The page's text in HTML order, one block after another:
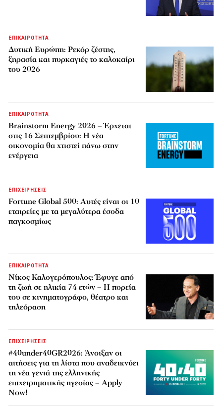
ΕΠΙΚΑΙΡΟΤΗΤΑ
Δυτική Ευρώπη: Ρεκόρ ζέστης,
ξηρασία και πυρκαγιές το καλοκαίρι
του 2026
ΕΠΙΚΑΙΡΟΤΗΤΑ
Brainstorm Energy 2026 – Έρχεται
στις 16 Σεπτεμβρίου: Η νέα
οικονομία θα χτιστεί πάνω στην
ενέργεια
ΕΠΙΧΕΙΡΗΣΕΙΣ
Fortune Global 500: Αυτές είναι οι 10
εταιρείες με τα μεγαλύτερα έσοδα
παγκοσμίως
ΕΠΙΚΑΙΡΟΤΗΤΑ
Νίκος Καλογερόπουλος: Έφυγε από
τη ζωή σε ηλικία 74 ετών – Η πορεία
του σε κινηματογράφο, θέατρο και
τηλεόραση
ΕΠΙΧΕΙΡΗΣΕΙΣ
#40under40GR2026: Άνοιξαν οι
αιτήσεις για τη λίστα που αναδεικνύει
τη νέα γενιά της ελληνικής
επιχειρηματικής ηγεσίας – Apply
Now!